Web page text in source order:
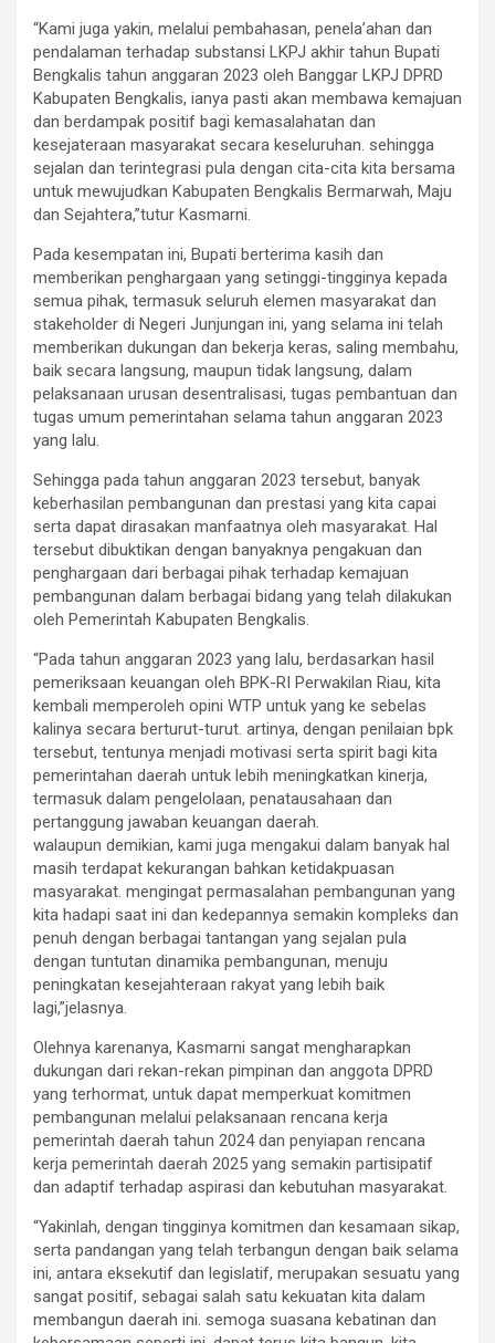
“Kami juga yakin, melalui pembahasan, penela’ahan dan
pendalaman terhadap substansi LKPJ akhir tahun Bupati
Bengkalis tahun anggaran 2023 oleh Banggar LKPJ DPRD
Kabupaten Bengkalis, ianya pasti akan membawa kemajuan
dan berdampak positif bagi kemasalahatan dan
kesejateraan masyarakat secara keseluruhan. sehingga
sejalan dan terintegrasi pula dengan cita-cita kita bersama
untuk mewujudkan Kabupaten Bengkalis Bermarwah, Maju
dan Sejahtera,”tutur Kasmarni.
Pada kesempatan ini, Bupati berterima kasih dan
memberikan penghargaan yang setinggi-tingginya kepada
semua pihak, termasuk seluruh elemen masyarakat dan
stakeholder di Negeri Junjungan ini, yang selama ini telah
memberikan dukungan dan bekerja keras, saling membahu,
baik secara langsung, maupun tidak langsung, dalam
pelaksanaan urusan desentralisasi, tugas pembantuan dan
tugas umum pemerintahan selama tahun anggaran 2023
yang lalu.
Sehingga pada tahun anggaran 2023 tersebut, banyak
keberhasilan pembangunan dan prestasi yang kita capai
serta dapat dirasakan manfaatnya oleh masyarakat. Hal
tersebut dibuktikan dengan banyaknya pengakuan dan
penghargaan dari berbagai pihak terhadap kemajuan
pembangunan dalam berbagai bidang yang telah dilakukan
oleh Pemerintah Kabupaten Bengkalis.
“Pada tahun anggaran 2023 yang lalu, berdasarkan hasil
pemeriksaan keuangan oleh BPK-RI Perwakilan Riau, kita
kembali memperoleh opini WTP untuk yang ke sebelas
kalinya secara berturut-turut. artinya, dengan penilaian bpk
tersebut, tentunya menjadi motivasi serta spirit bagi kita
pemerintahan daerah untuk lebih meningkatkan kinerja,
termasuk dalam pengelolaan, penatausahaan dan
pertanggung jawaban keuangan daerah.
walaupun demikian, kami juga mengakui dalam banyak hal
masih terdapat kekurangan bahkan ketidakpuasan
masyarakat. mengingat permasalahan pembangunan yang
kita hadapi saat ini dan kedepannya semakin kompleks dan
penuh dengan berbagai tantangan yang sejalan pula
dengan tuntutan dinamika pembangunan, menuju
peningkatan kesejahteraan rakyat yang lebih baik
lagi,”jelasnya.
Olehnya karenanya, Kasmarni sangat mengharapkan
dukungan dari rekan-rekan pimpinan dan anggota DPRD
yang terhormat, untuk dapat memperkuat komitmen
pembangunan melalui pelaksanaan rencana kerja
pemerintah daerah tahun 2024 dan penyiapan rencana
kerja pemerintah daerah 2025 yang semakin partisipatif
dan adaptif terhadap aspirasi dan kebutuhan masyarakat.
“Yakinlah, dengan tingginya komitmen dan kesamaan sikap,
serta pandangan yang telah terbangun dengan baik selama
ini, antara eksekutif dan legislatif, merupakan sesuatu yang
sangat positif, sebagai salah satu kekuatan kita dalam
membangun daerah ini. semoga suasana kebatinan dan